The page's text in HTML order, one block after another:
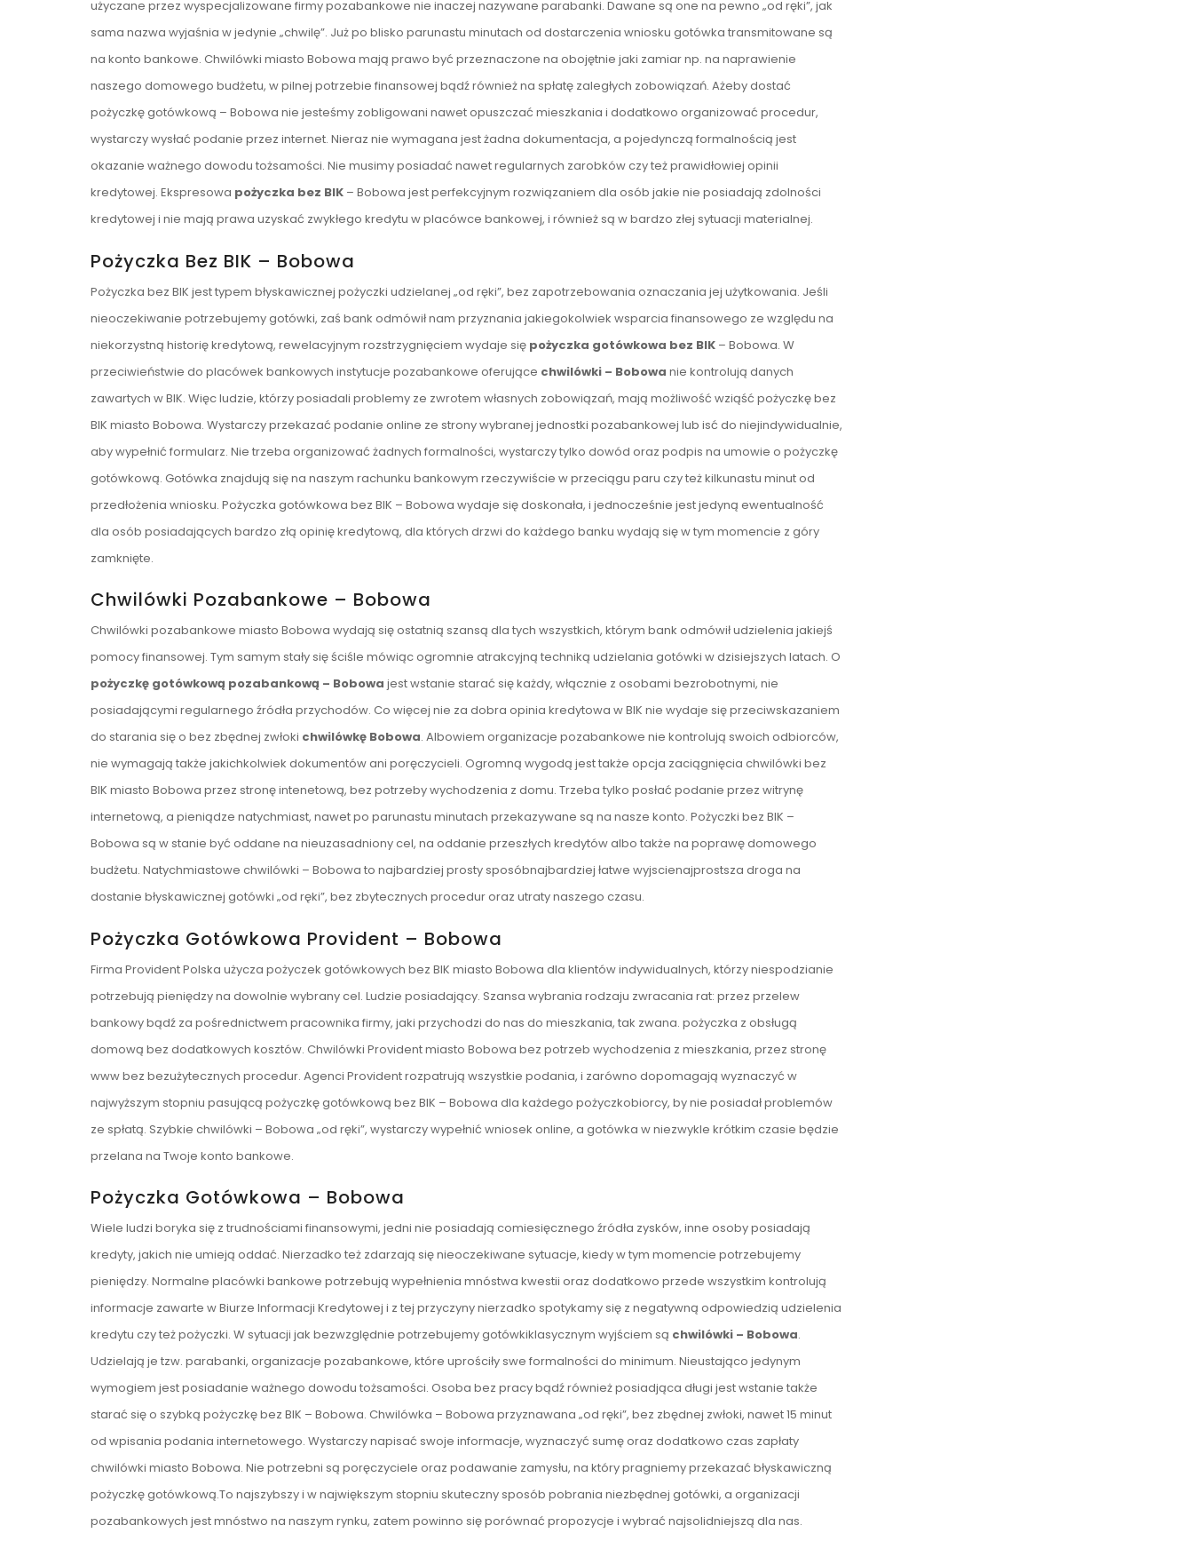
użyczane przez wyspecjalizowane firmy pozabankowe nie inaczej nazywane parabanki. Dawane są one na pewno „od ręki”, jak
sama nazwa wyjaśnia w jedynie „chwilę”. Już po blisko parunastu minutach od dostarczenia wniosku gotówka transmitowane są
na konto bankowe. Chwilówki miasto Bobowa mają prawo być przeznaczone na obojętnie jaki zamiar np. na naprawienie
naszego domowego budżetu, w pilnej potrzebie finansowej bądź również na spłatę zaległych zobowiązań. Ażeby dostać
pożyczkę gotówkową – Bobowa nie jesteśmy zobligowani nawet opuszczać mieszkania i dodatkowo organizować procedur,
wystarczy wysłać podanie przez internet. Nieraz nie wymagana jest żadna dokumentacja, a pojedynczą formalnością jest
okazanie ważnego dowodu tożsamości. Nie musimy posiadać nawet regularnych zarobków czy też prawidłowiej opinii
kredytowej. Ekspresowa pożyczka bez BIK – Bobowa jest perfekcyjnym rozwiązaniem dla osób jakie nie posiadają zdolności
kredytowej i nie mają prawa uzyskać zwykłego kredytu w placówce bankowej, i również są w bardzo złej sytuacji materialnej.
Pożyczka Bez BIK – Bobowa
Pożyczka bez BIK jest typem błyskawicznej pożyczki udzielanej „od ręki”, bez zapotrzebowania oznaczania jej użytkowania. Jeśli
nieoczekiwanie potrzebujemy gotówki, zaś bank odmówił nam przyznania jakiegokolwiek wsparcia finansowego ze względu na
niekorzystną historię kredytową, rewelacyjnym rozstrzygnięciem wydaje się pożyczka gotówkowa bez BIK – Bobowa. W
przeciwieństwie do placówek bankowych instytucje pozabankowe oferujące chwilówki – Bobowa nie kontrolują danych
zawartych w BIK. Więc ludzie, którzy posiadali problemy ze zwrotem własnych zobowiązań, mają możliwość wziąść pożyczkę bez
BIK miasto Bobowa. Wystarczy przekazać podanie online ze strony wybranej jednostki pozabankowej lub isć do niejindywidualnie,
aby wypełnić formularz. Nie trzeba organizować żadnych formalności, wystarczy tylko dowód oraz podpis na umowie o pożyczkę
gotówkową. Gotówka znajdują się na naszym rachunku bankowym rzeczywiście w przeciągu paru czy też kilkunastu minut od
przedłożenia wniosku. Pożyczka gotówkowa bez BIK – Bobowa wydaje się doskonała, i jednocześnie jest jedyną ewentualność
dla osób posiadających bardzo złą opinię kredytową, dla których drzwi do każdego banku wydają się w tym momencie z góry
zamknięte.
Chwilówki Pozabankowe – Bobowa
Chwilówki pozabankowe miasto Bobowa wydają się ostatnią szansą dla tych wszystkich, którym bank odmówił udzielenia jakiejś
pomocy finansowej. Tym samym stały się ściśle mówiąc ogromnie atrakcyjną techniką udzielania gotówki w dzisiejszych latach. O
pożyczkę gotówkową pozabankową – Bobowa jest wstanie starać się każdy, włącznie z osobami bezrobotnymi, nie
posiadającymi regularnego źródła przychodów. Co więcej nie za dobra opinia kredytowa w BIK nie wydaje się przeciwskazaniem
do starania się o bez zbędnej zwłoki chwilówkę Bobowa. Albowiem organizacje pozabankowe nie kontrolują swoich odbiorców,
nie wymagają także jakichkolwiek dokumentów ani poręczycieli. Ogromną wygodą jest także opcja zaciągnięcia chwilówki bez
BIK miasto Bobowa przez stronę intenetową, bez potrzeby wychodzenia z domu. Trzeba tylko posłać podanie przez witrynę
internetową, a pieniądze natychmiast, nawet po parunastu minutach przekazywane są na nasze konto. Pożyczki bez BIK –
Bobowa są w stanie być oddane na nieuzasadniony cel, na oddanie przeszłych kredytów albo także na poprawę domowego
budżetu. Natychmiastowe chwilówki – Bobowa to najbardziej prosty sposóbnajbardziej łatwe wyjscienajprostsza droga na
dostanie błyskawicznej gotówki „od ręki”, bez zbytecznych procedur oraz utraty naszego czasu.
Pożyczka Gotówkowa Provident – Bobowa
Firma Provident Polska użycza pożyczek gotówkowych bez BIK miasto Bobowa dla klientów indywidualnych, którzy niespodzianie
potrzebują pieniędzy na dowolnie wybrany cel. Ludzie posiadający. Szansa wybrania rodzaju zwracania rat: przez przelew
bankowy bądź za pośrednictwem pracownika firmy, jaki przychodzi do nas do mieszkania, tak zwana. pożyczka z obsługą
domową bez dodatkowych kosztów. Chwilówki Provident miasto Bobowa bez potrzeb wychodzenia z mieszkania, przez stronę
www bez bezużytecznych procedur. Agenci Provident rozpatrują wszystkie podania, i zarówno dopomagają wyznaczyć w
najwyższym stopniu pasującą pożyczkę gotówkową bez BIK – Bobowa dla każdego pożyczkobiorcy, by nie posiadał problemów
ze spłatą. Szybkie chwilówki – Bobowa „od ręki”, wystarczy wypełnić wniosek online, a gotówka w niezwykle krótkim czasie będzie
przelana na Twoje konto bankowe.
Pożyczka Gotówkowa – Bobowa
Wiele ludzi boryka się z trudnościami finansowymi, jedni nie posiadają comiesięcznego źródła zysków, inne osoby posiadają
kredyty, jakich nie umieją oddać. Nierzadko też zdarzają się nieoczekiwane sytuacje, kiedy w tym momencie potrzebujemy
pieniędzy. Normalne placówki bankowe potrzebują wypełnienia mnóstwa kwestii oraz dodatkowo przede wszystkim kontrolują
informacje zawarte w Biurze Informacji Kredytowej i z tej przyczyny nierzadko spotykamy się z negatywną odpowiedzią udzielenia
kredytu czy też pożyczki. W sytuacji jak bezwzględnie potrzebujemy gotówkiklasycznym wyjściem są chwilówki – Bobowa.
Udzielają je tzw. parabanki, organizacje pozabankowe, które uprościły swe formalności do minimum. Nieustająco jedynym
wymogiem jest posiadanie ważnego dowodu tożsamości. Osoba bez pracy bądź również posiadjąca długi jest wstanie także
starać się o szybką pożyczkę bez BIK – Bobowa. Chwilówka – Bobowa przyznawana „od ręki”, bez zbędnej zwłoki, nawet 15 minut
od wpisania podania internetowego. Wystarczy napisać swoje informacje, wyznaczyć sumę oraz dodatkowo czas zapłaty
chwilówki miasto Bobowa. Nie potrzebni są poręczyciele oraz podawanie zamysłu, na który pragniemy przekazać błyskawiczną
pożyczkę gotówkową.To najszybszy i w największym stopniu skuteczny sposób pobrania niezbędnej gotówki, a organizacji
pozabankowych jest mnóstwo na naszym rynku, zatem powinno się porównać propozycje i wybrać najsolidniejszą dla nas.